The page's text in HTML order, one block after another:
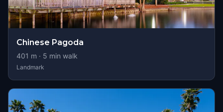
Chinese Pagoda
401 m · 5 min walk
Landmark